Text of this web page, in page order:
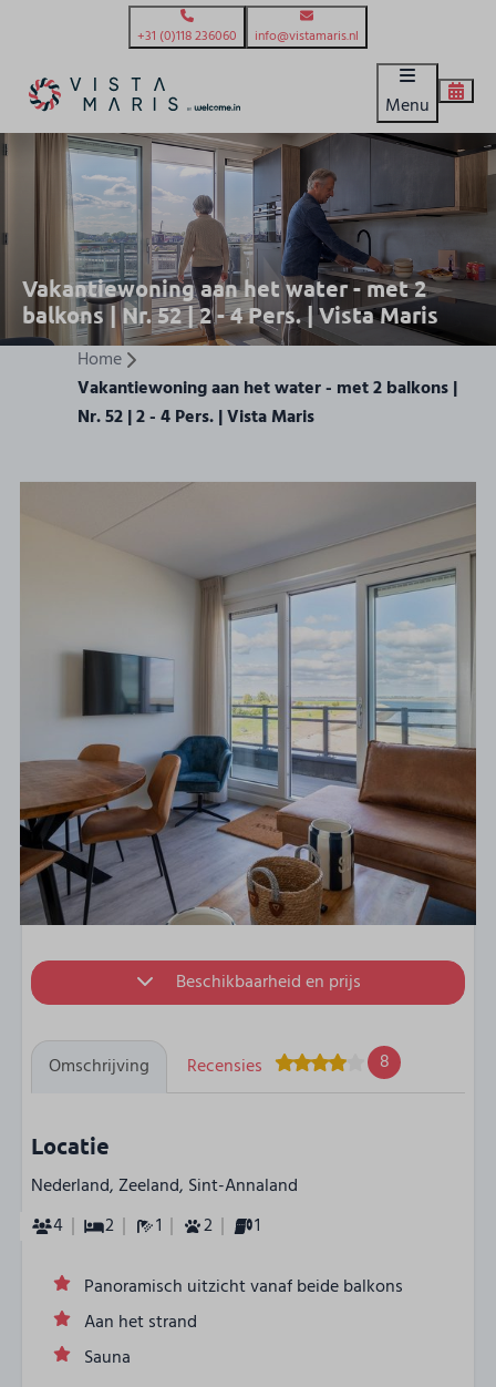
+31 (0)118 236060 info@vistamaris.nl
Menu
Vakantiewoning aan het water - met 2
balkons | Nr. 52 | 2 - 4 Pers. | Vista Maris
Home
Vakantiewoning aan het water - met 2 balkons |
Nr. 52 | 2 - 4 Pers. | Vista Maris
Beschikbaarheid en prijs
Omschrijving Recensies 8
Locatie
Nederland, Zeeland, Sint-Annaland
4
2 1 2 1
Panoramisch uitzicht vanaf beide balkons
Aan het strand
Sauna